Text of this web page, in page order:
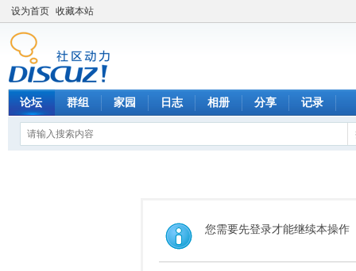
设为首页 收藏本站
论坛 群组 家园 日志 相册 分享 记录
您需要先登录才能继续本操作